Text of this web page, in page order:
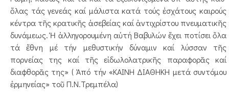
ὅλας τάς γενεάς καί μάλιστα κατά τούς ἐσχάτους καιρούς
κέντρα τῆς κρατικῆς ἀσεβείας καί ἀντιχρίστου πνευματικῆς
δυνάμεως. Ἡ ἀλληγορουμένη αὐτή Βαβυλών ἔχει ποτίσει ὅλα
τά ἔθνη μέ τήν μεθυστικήν δύναμιν καί λύσσαν τῆς
πορνείας της καί τῆς εἰδωλολατρικῆς παραφορᾶς καί
διαφθορᾶς της» ( Ἀπό τήν «ΚΑΙΝΗ ΔΙΑΘΗΚΗ μετά συντόμου
ἑρμηνείας» τοῦ Π.Ν.Τρεμπέλα)